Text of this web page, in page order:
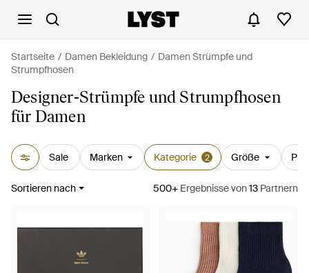
Startseite Damen Bekleidung
Damen Strümpfe und
Strumpfhosen
Designer-Strümpfe und Strumpfhosen
für Damen
Sale Marken Kategorie 2 Größe
Sortieren nach 500+ Ergebnissevon13 Partnern